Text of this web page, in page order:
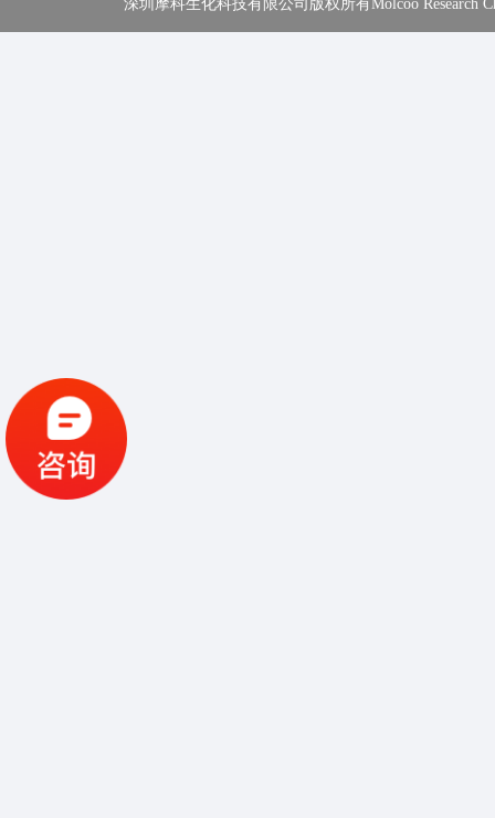
深圳摩科生化科技有限公司版权所有Molcoo Research